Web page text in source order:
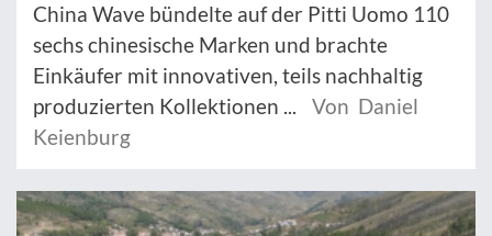
China Wave bündelte auf der Pitti Uomo 110
sechs chinesische Marken und brachte
Einkäufer mit innovativen, teils nachhaltig
produzierten Kollektionen ...
Von Daniel
Keienburg